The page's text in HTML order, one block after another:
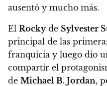
ausentó y mucho más.
El Rockyde Sylvester
principal de las
franquicia y luego dio
compartir el
de Michael B. Jordan,